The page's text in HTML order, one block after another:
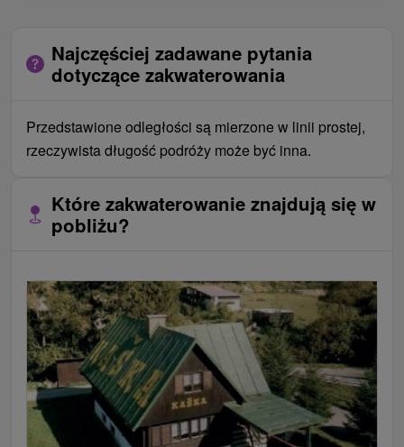
Najczęściej zadawane pytania
dotyczące zakwaterowania
Przedstawione odległości są mierzone w linii prostej,
rzeczywista długość podróży może być inna.
Które zakwaterowanie znajdują się w
pobliżu?